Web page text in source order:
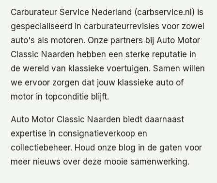
Carburateur Service Nederland (carbservice.nl) is
gespecialiseerd in carburateurrevisies voor zowel
auto's als motoren. Onze partners bij Auto Motor
Classic Naarden hebben een sterke reputatie in
de wereld van klassieke voertuigen. Samen willen
we ervoor zorgen dat jouw klassieke auto of
motor in topconditie blijft.
Auto Motor Classic Naarden biedt daarnaast
expertise in consignatieverkoop en
collectiebeheer. Houd onze blog in de gaten voor
meer nieuws over deze mooie samenwerking.